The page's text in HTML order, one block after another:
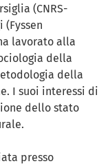
(CNRS-
lavorato alla
della
della
I suoi interessi di
dello stato
presso